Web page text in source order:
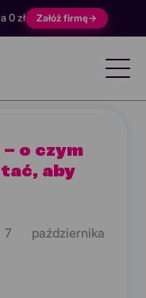
0 zł Załóż firmę→
o czym
aby
7 października